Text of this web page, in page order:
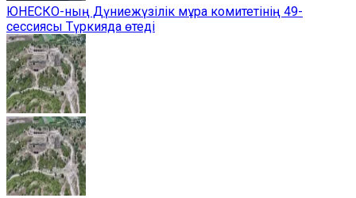
ЮНЕСКО-ның Дүниежүзілік мұра комитетінің 49-
сессиясы Түркияда өтеді